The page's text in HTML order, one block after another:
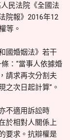
民法院《全國法
院報》2016年12
等。
國婚姻法》若干
：“當事人依據婚
請求再次分割夫
之次日起計算”。
不適用訴訟時
於相對人關係上
要求。抗辯權是